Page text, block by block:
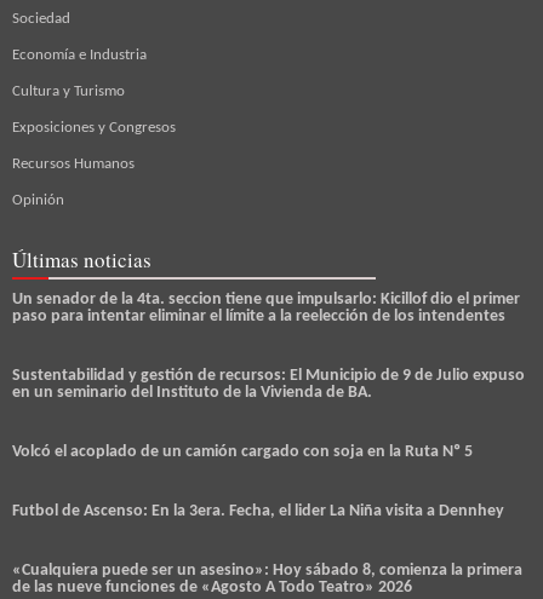
Sociedad
Economía e Industria
Cultura y Turismo
Exposiciones y Congresos
Recursos Humanos
Opinión
Últimas noticias
Un senador de la 4ta. seccion tiene que impulsarlo: Kicillof dio el primer
paso para intentar eliminar el límite a la reelección de los intendentes
Sustentabilidad y gestión de recursos: El Municipio de 9 de Julio expuso
en un seminario del Instituto de la Vivienda de BA.
Volcó el acoplado de un camión cargado con soja en la Ruta Nº 5
Futbol de Ascenso: En la 3era. Fecha, el lider La Niña visita a Dennhey
«Cualquiera puede ser un asesino»: Hoy sábado 8, comienza la primera
de las nueve funciones de «Agosto A Todo Teatro» 2026